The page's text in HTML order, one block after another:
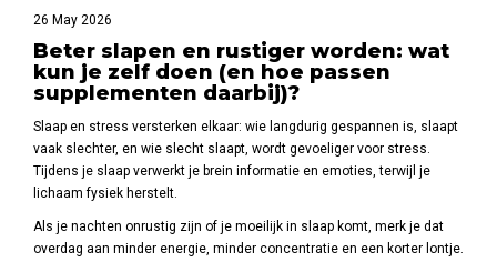
26 May 2026
Beter slapen en rustiger worden: wat
kun je zelf doen (en hoe passen
supplementen daarbij)?
Slaap en stress versterken elkaar: wie langdurig gespannen is, slaapt
vaak slechter, en wie slecht slaapt, wordt gevoeliger voor stress.
Tijdens je slaap verwerkt je brein informatie en emoties, terwijl je
lichaam fysiek herstelt.
Als je nachten onrustig zijn of je moeilijk in slaap komt, merk je dat
overdag aan minder energie, minder concentratie en een korter lontje.